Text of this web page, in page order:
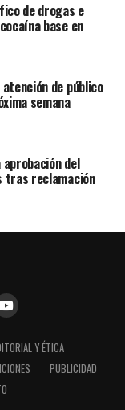
de drogas e
base en
de público
semana
del
tras reclamación
Y ÉTICA
PUBLICIDAD